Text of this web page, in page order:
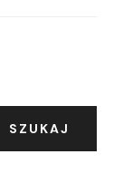
SZUKAJ